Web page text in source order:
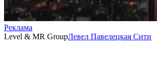
Реклама
Level & MR GroupЛевел Павелецкая Сити